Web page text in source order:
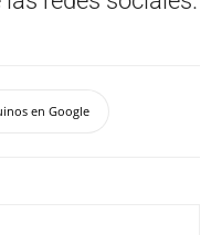
en Google